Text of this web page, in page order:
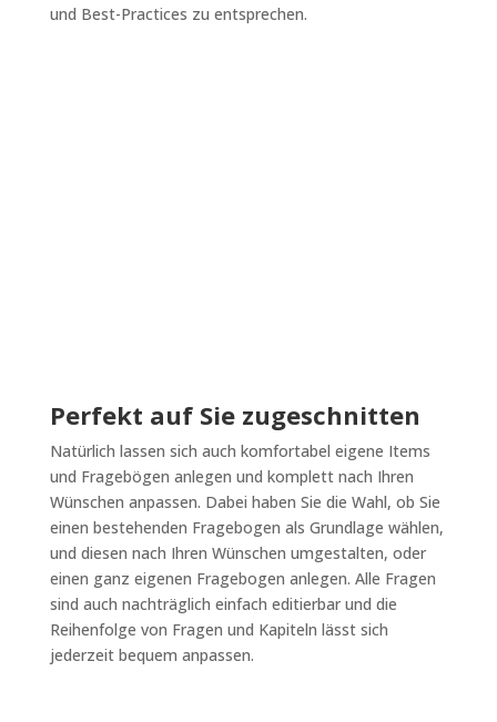
und Best-Practices zu entsprechen.
Perfekt auf Sie zugeschnitten
Natürlich lassen sich auch komfortabel eigene Items
und Fragebögen anlegen und komplett nach Ihren
Wünschen anpassen. Dabei haben Sie die Wahl, ob Sie
einen bestehenden Fragebogen als Grundlage wählen,
und diesen nach Ihren Wünschen umgestalten, oder
einen ganz eigenen Fragebogen anlegen. Alle Fragen
sind auch nachträglich einfach editierbar und die
Reihenfolge von Fragen und Kapiteln lässt sich
jederzeit bequem anpassen.